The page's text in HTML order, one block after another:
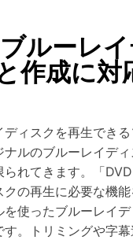
ルーレ
作成に対
ィスクを再生でき
ナルのブルーレイデ
れてきます。「
クの再生に必要な機
を使ったブルーレイ
す。トリミングや字